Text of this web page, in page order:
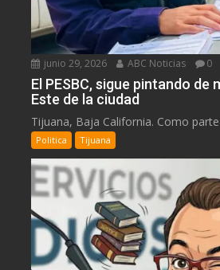
junio 29, 2026 ABC Noticias 0
El PESBC, sigue pintando de
Este de la ciudad
Tijuana, Baja California. Como
Politica Tijuana